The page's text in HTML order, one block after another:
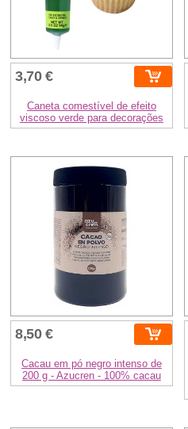
3,70 €
Caneta comestível de efeito
viscoso verde para decorações
8,50 €
Cacau em pó negro intenso de
200 g - Azucren - 100% cacau